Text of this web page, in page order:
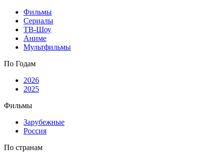
Фильмы
Сериалы
ТВ-Шоу
Аниме
Мультфильмы
По Годам
2026
2025
Фильмы
Зарубежные
Россия
По странам